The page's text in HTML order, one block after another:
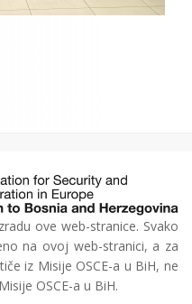
ove web-stranice. Svako
na ovoj web-stranici, a za
iz Misije OSCE-a u BiH, ne
OSCE-a u BiH.